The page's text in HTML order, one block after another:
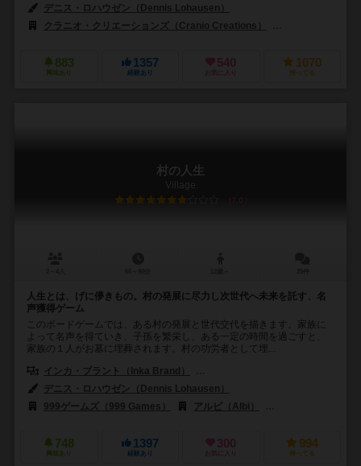
デニス・ロハウゼン（Dennis Lohausen）
クラニオ・クリエーションズ（Cranio Creations）
883
興味あり
1357
経験あり
540
お気に入り
1070
持ってる
村の人生
Village
7.0
人生とは、げに儚きもの。村の発展に尽力し次世代へ未来を託す、名
声獲得ゲーム
このボードゲームでは、ある村の発展と世代交代を描きます。家族に
よって名声を得ていき、子孫を繁栄し、ある一定の時間を過ごすと、
家族の１人がお墓に埋葬されます。村の功労者として埋...
インカ・ブラント（Inka Brand）
デニス・ロハウゼン（Dennis Lohausen）
999ゲームズ（999 Games）
アルビ（Albi）
748
興味あり
1397
経験あり
300
お気に入り
994
持ってる